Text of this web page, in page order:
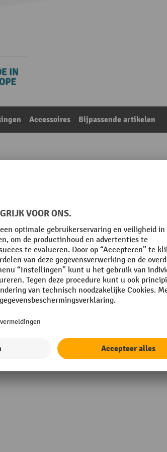
Accessoires Bijpassende artikelen
kg, verzinkt, hxbxd 2.000 x 1.000 x 300
Nominale breedte
Nominale diepte
Nominale hoogte